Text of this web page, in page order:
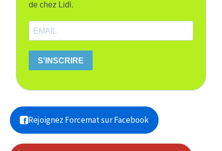
de chez Lidl.
S'INSCRIRE
Rejoignez Forcemat sur Facebook